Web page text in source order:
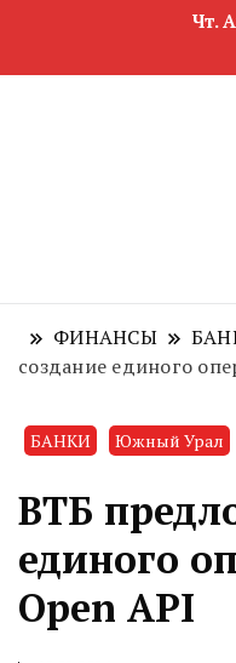
Чт.
ФИНАНСЫ
создание единого
БАНКИ Южный Урал
ВТБ
единого
Open API